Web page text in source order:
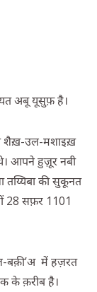
अबू यूसुफ़ है।
शैख़-उल-मशाइख़
आपने हुज़ूर नबी
तय्यिबा की सुकूनत
28 सफ़र 1101
बक़ी’अ में हज़रत
के क़रीब है।